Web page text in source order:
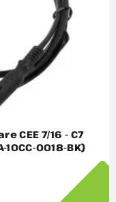
CEE 7/16 - C7
10CC-0018-BK)